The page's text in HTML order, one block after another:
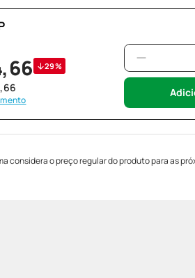
,66 29%
,66
considera o preço regular do produto para as